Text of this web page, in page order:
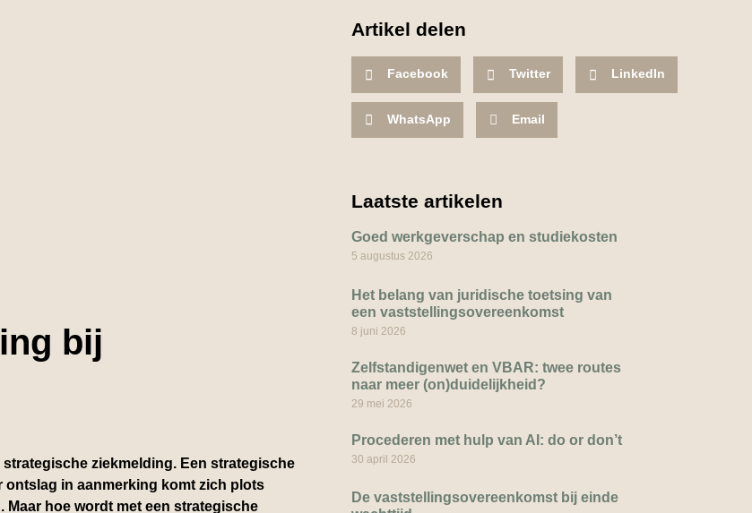
bij
ziekmelding. Een strategische
ontslag in aanmerking komt zich plots
hoe wordt met een strategische
Artikel delen
Facebook Twitter LinkedIn
WhatsApp Email
Laatste artikelen
Goed werkgeverschap en studiekosten
5 augustus 2026
Het belang van juridische toetsing van
een vaststellingsovereenkomst
8 juni 2026
Zelfstandigenwet en VBAR: twee routes
naar meer (on)duidelijkheid?
29 mei 2026
Procederen met hulp van AI: do or don’t
30 april 2026
De vaststellingsovereenkomst bij einde